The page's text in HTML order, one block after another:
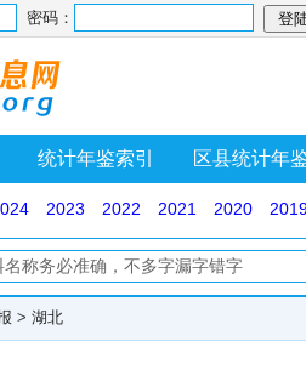
密码：
统计年鉴索引 区县统计年
2023 2022 2021 2020
> 湖北